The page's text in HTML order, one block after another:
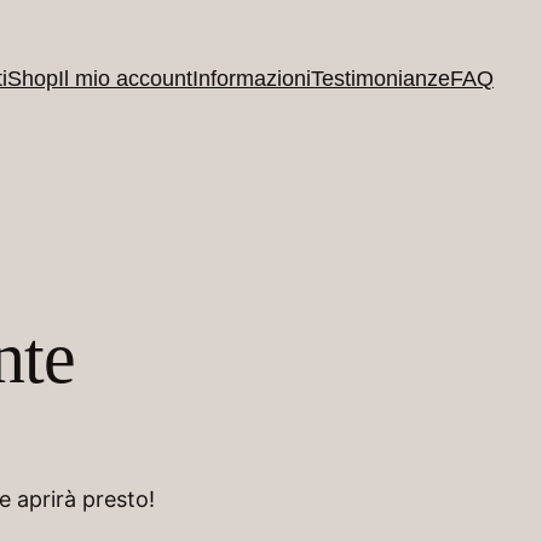
ShopIl mio accountInformazioniTestimonianzeFAQ
aprirà presto!